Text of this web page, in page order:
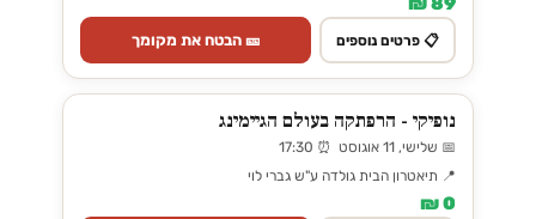
📋 פרטים נוספים 🎫 הבטח את מקומך
נופיקי - הרפתקה בעולם הגיימינג
📅 שלישי, 11 אוגוסט ⏰ 17:30
📍 תיאטרון הבית גולדה ע"ש גברי לוי
0 ₪